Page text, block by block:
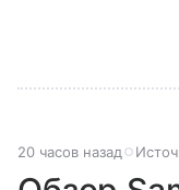
20 часов назад